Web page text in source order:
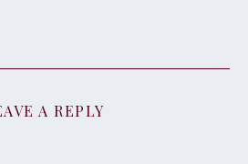
A REPLY